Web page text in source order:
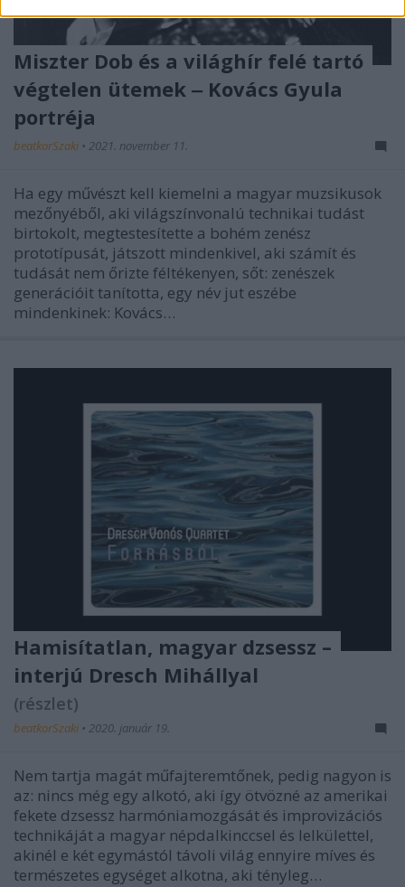
Miszter Dob és a világhír felé tartó
végtelen ütemek ‒ Kovács Gyula
portréja
beatkorSzaki • 2021. november 11.
Ha egy művészt kell kiemelni a magyar muzsikusok
mezőnyéből, aki világszínvonalú technikai tudást
birtokolt, megtestesítette a bohém zenész
prototípusát, játszott mindenkivel, aki számít és
tudását nem őrizte féltékenyen, sőt: zenészek
generációit tanította, egy név jut eszébe
mindenkinek: Kovács…
Hamisítatlan, magyar dzsessz –
interjú Dresch Mihállyal
(részlet)
beatkorSzaki • 2020. január 19.
Nem tartja magát műfajteremtőnek, pedig nagyon is
az: nincs még egy alkotó, aki így ötvözné az amerikai
fekete dzsessz harmóniamozgását és improvizációs
technikáját a magyar népdalkinccsel és lelkülettel,
akinél e két egymástól távoli világ ennyire míves és
természetes egységet alkotna, aki tényleg…